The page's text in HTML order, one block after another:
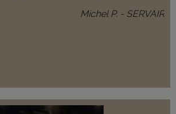
Michel P. - SERVAIR